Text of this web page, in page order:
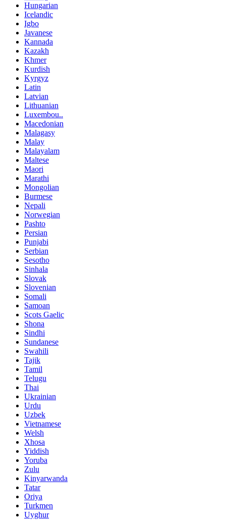
Hungarian
Icelandic
Igbo
Javanese
Kannada
Kazakh
Khmer
Kurdish
Kyrgyz
Latin
Latvian
Lithuanian
Luxembou..
Macedonian
Malagasy
Malay
Malayalam
Maltese
Maori
Marathi
Mongolian
Burmese
Nepali
Norwegian
Pashto
Persian
Punjabi
Serbian
Sesotho
Sinhala
Slovak
Slovenian
Somali
Samoan
Scots Gaelic
Shona
Sindhi
Sundanese
Swahili
Tajik
Tamil
Telugu
Thai
Ukrainian
Urdu
Uzbek
Vietnamese
Welsh
Xhosa
Yiddish
Yoruba
Zulu
Kinyarwanda
Tatar
Oriya
Turkmen
Uyghur